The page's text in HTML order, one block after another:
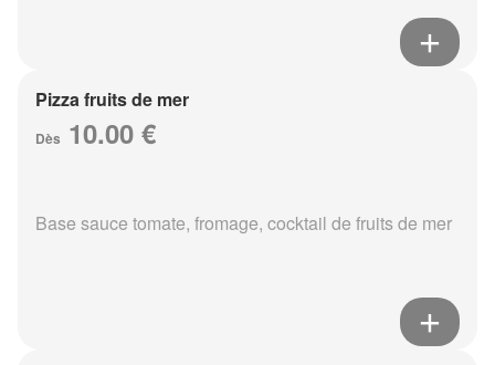
Pizza fruits de mer
Dès 10.00 €
Base sauce tomate, fromage, cocktail de fruits de mer